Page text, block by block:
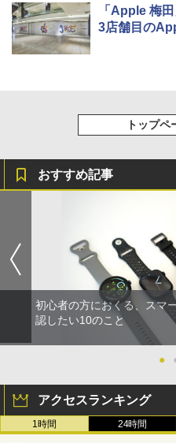
「Apple 梅
3店舗目の
トップペ
おすすめ記事
初心者の方におくる、スマ
認したい10のこと
●
アクセスランキング
1時間 24時間